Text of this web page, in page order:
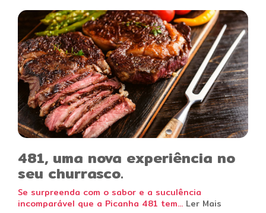
481, uma nova experiência no
seu churrasco.
Se surpreenda com o sabor e a suculência
incomparável que a Picanha 481 tem... Ler Mais